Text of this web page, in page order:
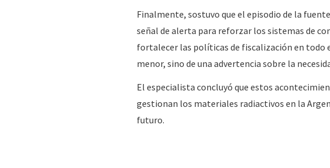
Finalmente, sostuvo que el episodio de la
señal de alerta para reforzar los sistemas de
fortalecer las políticas de fiscalización en todo
menor, sino de una advertencia sobre la
El especialista concluyó que estos
gestionan los materiales radiactivos en la
futuro.